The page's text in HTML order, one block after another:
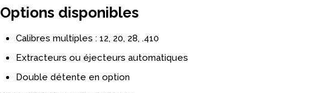
Options disponibles
Calibres multiples : 12, 20, 28, .410
Extracteurs ou éjecteurs automatiques
Double détente en option